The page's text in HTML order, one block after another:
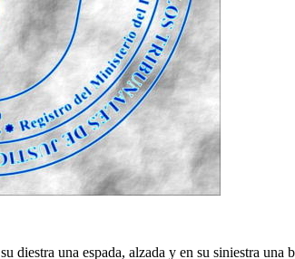
diestra una espada, alzada y en su siniestra una